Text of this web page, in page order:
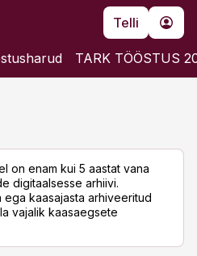
Telli
TARK TÖÖSTUS
on enam kui 5 aastat vana
digitaalsesse arhiivi.
ega kaasajasta arhiveeritud
vajalik kaasaegsete